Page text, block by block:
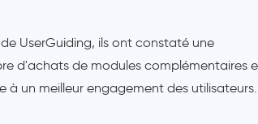
UserGuiding, ils ont constaté une
d'achats de modules complémentaires
à un meilleur engagement des utilisateurs.